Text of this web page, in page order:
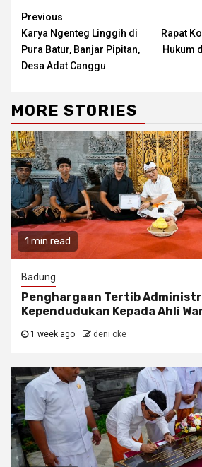
Continue
Reading
Previous
Karya Ngenteg Linggih di
Pura Batur, Banjar Pipitan,
Desa Adat Canggu
Rapat
Hukum
MORE STORIES
1 min read
Badung
Penghargaan Tertib
Kependudukan Kepada Ahli
1 week ago deni oke